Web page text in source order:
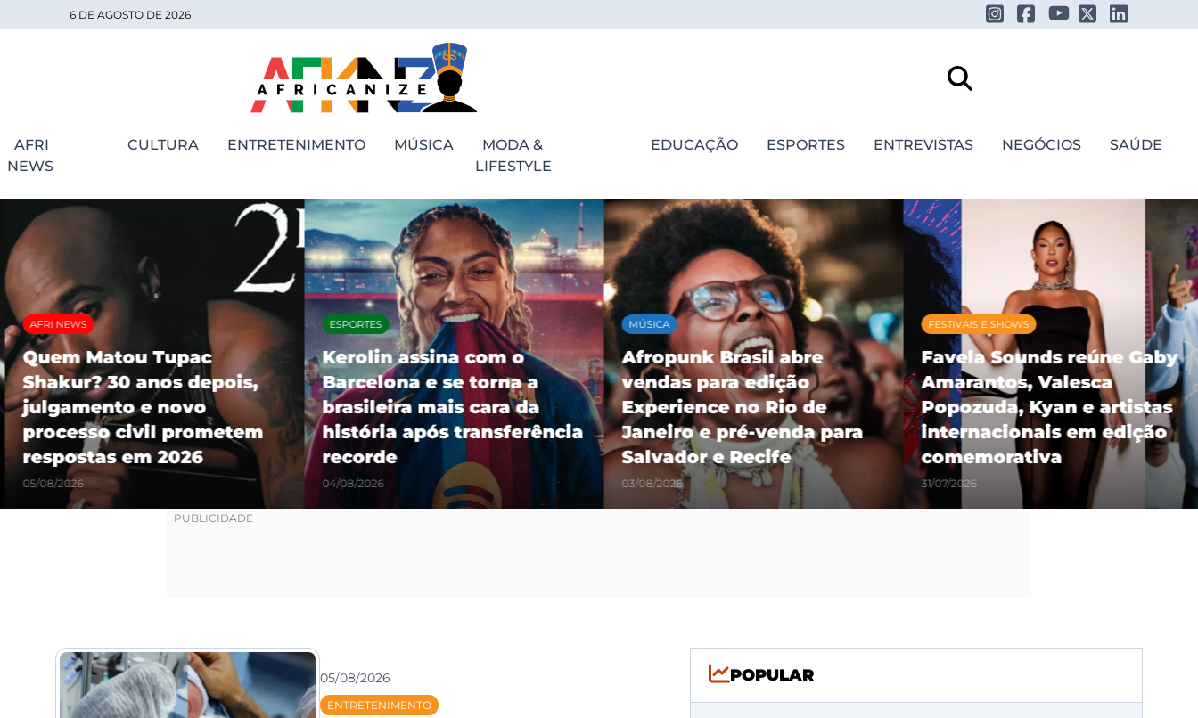
6 DE AGOSTO DE 2026
AFRI
NEWS
CULTURA ENTRETENIMENTO MÚSICA
MODA &
LIFESTYLE
EDUCAÇÃO ESPORTES ENTREVISTAS NEGÓCIOS SAÚDE
AFRI NEWS
Quem Matou Tupac
Shakur? 30 anos depois,
julgamento e novo
processo civil prometem
respostas em 2026
05/08/2026
ESPORTES
Kerolin assina com o
Barcelona e se torna a
brasileira mais cara da
história após transferência
recorde
04/08/2026
MÚSICA
Afropunk Brasil abre
vendas para edição
Experience no Rio de
Janeiro e pré-venda para
Salvador e Recife
03/08/2026
FESTIVAIS E SHOWS
Favela Sounds reúne Gaby
Amarantos, Valesca
Popozuda, Kyan e artistas
internacionais em edição
comemorativa
31/07/2026
05/08/2026
ENTRETENIMENTO
POPULAR